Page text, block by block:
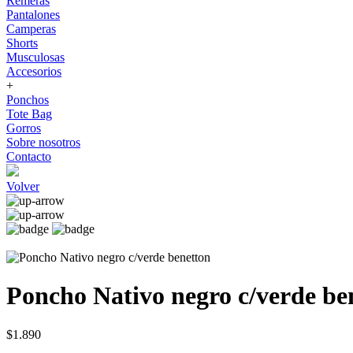
Pantalones
Camperas
Shorts
Musculosas
Accesorios
+
Ponchos
Tote Bag
Gorros
Sobre nosotros
Contacto
Volver
Poncho Nativo negro c/verde
$1.890